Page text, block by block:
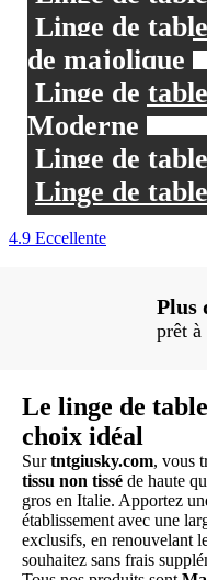
Linge de
de majolique
Linge de
Moderne
Linge de
Linge de
Plus
Le linge de
choix idéal
Surtntgiusky.com, vous
tissu non tissé de haute
gros en Italie. Apportez
établissement avec une
exclusifs, en renouvelant
souhaitez sans frais